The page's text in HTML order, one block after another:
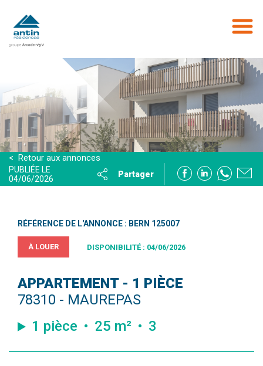
contenu
principal
< Retour aux annonces
PUBLIÉE LE
04/06/2026
Partager
RÉFÉRENCE DE L'ANNONCE : BERN 125007
À LOUER DISPONIBILITÉ : 04/06/2026
APPARTEMENT - 1 PIÈCE
78310 - MAUREPAS
1 pièce
25 m² 3